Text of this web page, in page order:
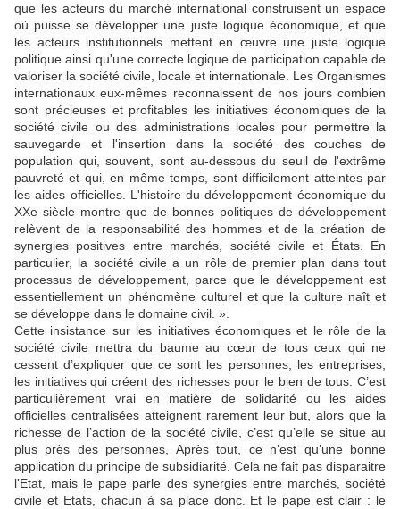
que les acteurs du marché international construisent un espace
où puisse se développer une juste logique économique, et que
les acteurs institutionnels mettent en œuvre une juste logique
politique ainsi qu'une correcte logique de participation capable de
valoriser la société civile, locale et internationale. Les Organismes
internationaux eux-mêmes reconnaissent de nos jours combien
sont précieuses et profitables les initiatives économiques de la
société civile ou des administrations locales pour permettre la
sauvegarde et l'insertion dans la société des couches de
population qui, souvent, sont au-dessous du seuil de l'extrême
pauvreté et qui, en même temps, sont difficilement atteintes par
les aides officielles. L'histoire du développement économique du
XXe siècle montre que de bonnes politiques de développement
relèvent de la responsabilité des hommes et de la création de
synergies positives entre marchés, société civile et États. En
particulier, la société civile a un rôle de premier plan dans tout
processus de développement, parce que le développement est
essentiellement un phénomène culturel et que la culture naît et
se développe dans le domaine civil. ».
Cette insistance sur les initiatives économiques et le rôle de la
société civile mettra du baume au cœur de tous ceux qui ne
cessent d’expliquer que ce sont les personnes, les entreprises,
les initiatives qui créent des richesses pour le bien de tous. C’est
particulièrement vrai en matière de solidarité ou les aides
officielles centralisées atteignent rarement leur but, alors que la
richesse de l’action de la société civile, c’est qu’elle se situe au
plus près des personnes, Après tout, ce n’est qu’une bonne
application du principe de subsidiarité. Cela ne fait pas disparaitre
l’Etat, mais le pape parle des synergies entre marchés, société
civile et Etats, chacun à sa place donc. Et le pape est clair : le